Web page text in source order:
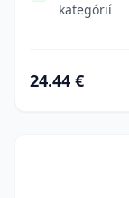
kategórií
24.44 €